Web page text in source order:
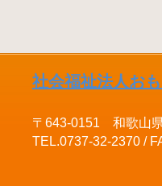
社会福祉法人お
〒643-0151 和歌山
TEL.0737-32-2370 /